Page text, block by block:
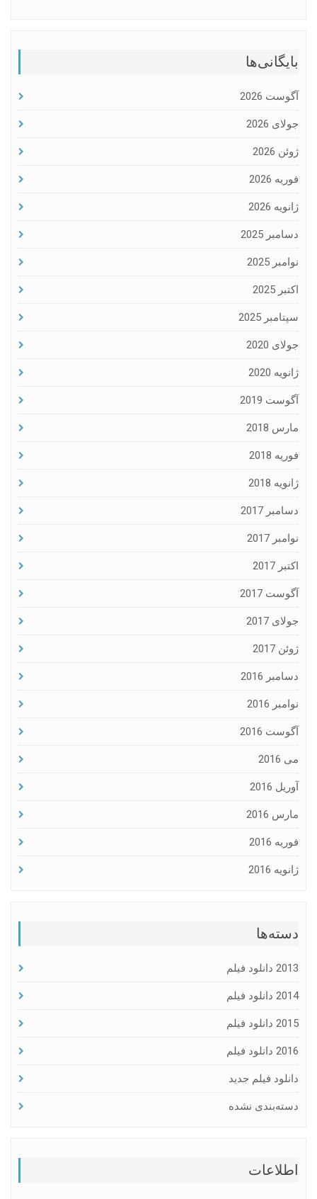
بایگانی‌ها
آگوست 2026
جولای 2026
ژوئن 2026
فوریه 2026
ژانویه 2026
دسامبر 2025
نوامبر 2025
اکتبر 2025
سپتامبر 2025
جولای 2020
ژانویه 2020
آگوست 2019
مارس 2018
فوریه 2018
ژانویه 2018
دسامبر 2017
نوامبر 2017
اکتبر 2017
آگوست 2017
جولای 2017
ژوئن 2017
دسامبر 2016
نوامبر 2016
آگوست 2016
می 2016
آوریل 2016
مارس 2016
فوریه 2016
ژانویه 2016
دسته‌ها
2013 دانلود فیلم
2014 دانلود فیلم
2015 دانلود فیلم
2016 دانلود فیلم
دانلود فیلم جدید
دسته‌بندی نشده
اطلاعات